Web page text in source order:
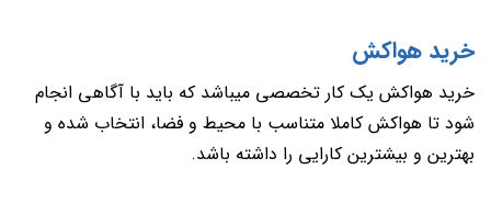
خرید هواکش
خرید هواکش یک کار تخصصی میباشد که باید با آگاهی انجام
شود تا هواکش کاملا متناسب با محیط و فضا، انتخاب شده و
بهترین و بیشترین کارایی را داشته باشد.